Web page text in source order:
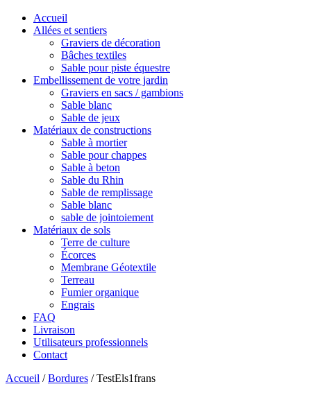
Accueil
Allées et sentiers
Graviers de décoration
Bâches textiles
Sable pour piste équestre
Embellissement de votre jardin
Graviers en sacs / gambions
Sable blanc
Sable de jeux
Matériaux de constructions
Sable à mortier
Sable pour chappes
Sable à beton
Sable du Rhin
Sable de remplissage
Sable blanc
sable de jointoiement
Matériaux de sols
Terre de culture
Écorces
Membrane Géotextile
Terreau
Fumier organique
Engrais
FAQ
Livraison
Utilisateurs professionnels
Contact
Accueil /Bordures / TestEls1frans